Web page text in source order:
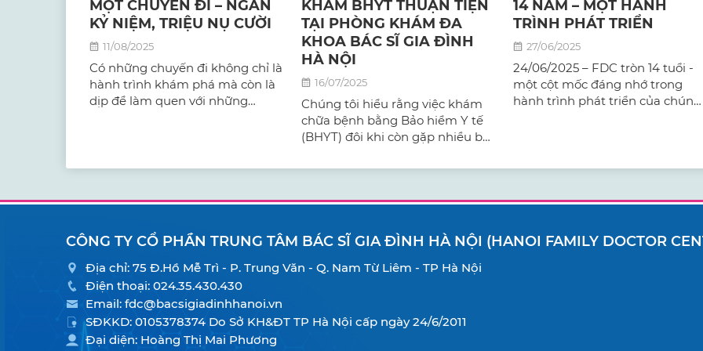
MỘT CHUYẾN ĐI – NGÀN
KỶ NIỆM, TRIỆU NỤ CƯỜI
11/08/2025
Có những chuyến đi không chỉ là
hành trình khám phá mà còn là
dịp để làm quen với những
KHÁM BHYT THUẬN TIỆN
TẠI PHÒNG KHÁM ĐA
KHOA BÁC SĨ GIA ĐÌNH
HÀ NỘI
16/07/2025
Chúng tôi hiểu rằng việc khám
chữa bệnh bằng Bảo hiểm Y tế
(BHYT) đôi khi còn gặp nhiều bỡ
cấp hướng dẫn chi tiết để quý
cách dễ dàng và hiệu quả nhất
gia đình hà Nội.
14 NĂM – MỘT HÀNH
TRÌNH PHÁT TRIỂN
27/06/2025
24/06/2025 – FDC tròn 14 tuổi -
một cột mốc đáng nhớ trong
hành trình phát triển của chúng
CÔNG TY CỔ PHẦN TRUNG TÂM BÁC SĨ GIA ĐÌNH HÀ NỘI (HANOI FAMILY DOCTOR
Địa chỉ: 75 Đ.Hồ Mễ Trì - P. Trung Văn - Q. Nam Từ Liêm - TP Hà Nội
Điện thoại: 024.35.430.430
Email: fdc@bacsigiadinhhanoi.vn
SĐKKD: 0105378374 Do Sở KH&ĐT TP Hà Nội cấp ngày 24/6/2011
Đại diện: Hoàng Thị Mai Phương